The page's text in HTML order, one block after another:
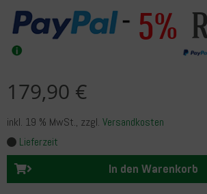
5%
179,90 €
inkl. 19 % MwSt. , zzgl. Versandkosten
Lieferzeit
In den Warenkorb